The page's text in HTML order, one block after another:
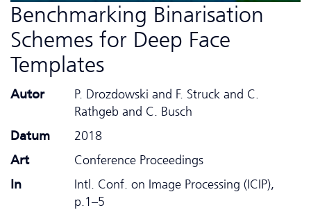
Benchmarking Binarisation
Schemes for Deep Face
Templates
Autor
P. Drozdowski and F. Struck and C.
Rathgeb and C. Busch
Datum
2018
Art
Conference Proceedings
In
Intl. Conf. on Image Processing (ICIP),
p.1–5